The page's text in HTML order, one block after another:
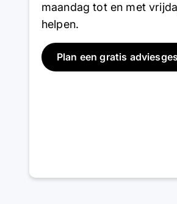
maandag tot en met
helpen.
Plan een gratis